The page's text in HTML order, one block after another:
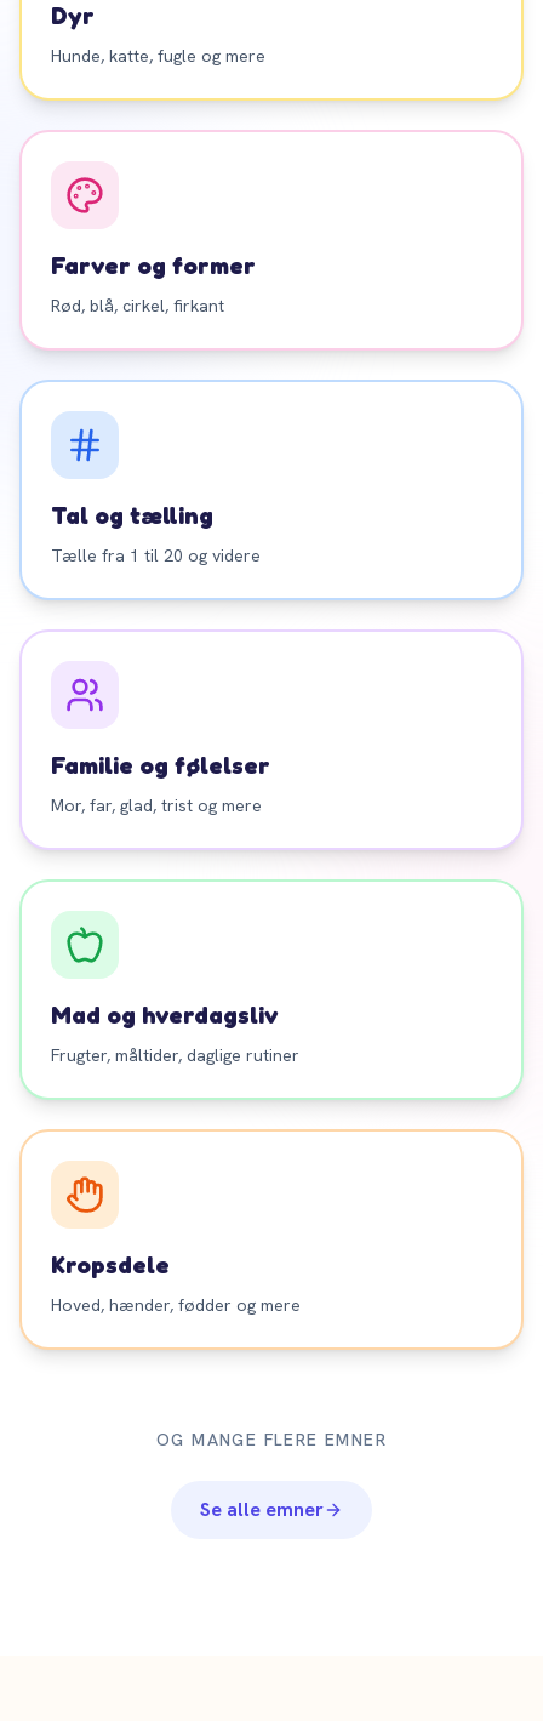
Dyr
Hunde, katte, fugle og mere
Farver og former
Rød, blå, cirkel, firkant
Tal og tælling
Tælle fra 1 til 20 og videre
Familie og følelser
Mor, far, glad, trist og mere
Mad og hverdagsliv
Frugter, måltider, daglige rutiner
Kropsdele
Hoved, hænder, fødder og mere
OG MANGE FLERE EMNER
Se alle emner